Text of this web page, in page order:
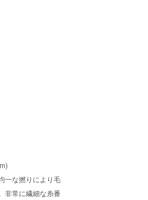
一な撚りにより毛
非常に繊細な糸番